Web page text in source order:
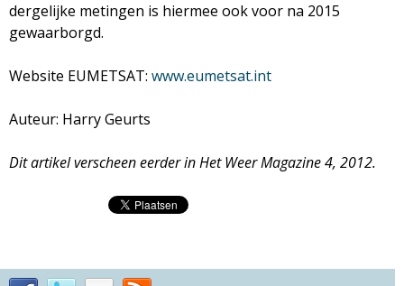
dergelijke metingen is hiermee ook voor na 2015
gewaarborgd.
Website EUMETSAT: www.eumetsat.int
Auteur: Harry Geurts
Dit artikel verscheen eerder in Het Weer Magazine 4, 2012.